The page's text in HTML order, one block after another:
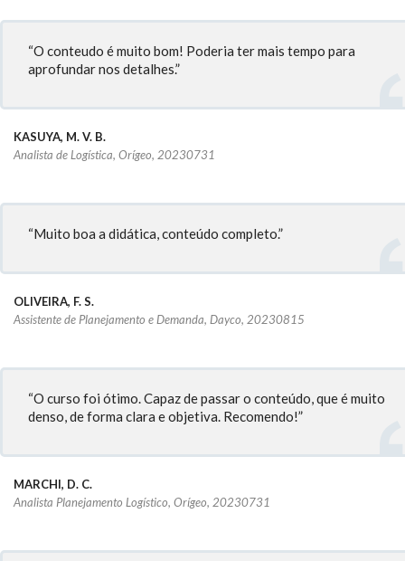
“O conteudo é muito bom! Poderia ter mais tempo para
aprofundar nos detalhes.”
KASUYA, M. V. B.
Analista de Logística, Orígeo, 20230731
“Muito boa a didática, conteúdo completo.”
OLIVEIRA, F. S.
Assistente de Planejamento e Demanda, Dayco, 20230815
“O curso foi ótimo. Capaz de passar o conteúdo, que é muito
denso, de forma clara e objetiva. Recomendo!”
MARCHI, D. C.
Analista Planejamento Logístico, Orígeo, 20230731